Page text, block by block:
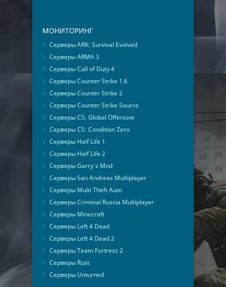
МОНИТОРИНГ
Серверы ARK: Survival Evolved
Серверы ARMA 3
Серверы Call of Duty 4
Серверы Counter Strike 1.6
Серверы Counter Strike 2
Серверы Counter Strike Source
Серверы CS: Global Offensive
Серверы CS: Condition Zero
Серверы Half Life 1
Серверы Half Life 2
Серверы Garry's Mod
Серверы San Andreas Multiplayer
Серверы Multi Theft Auto
Серверы Criminal Russia Multiplayer
Серверы Minecraft
Серверы Left 4 Dead
Серверы Left 4 Dead 2
Серверы Team Fortress 2
Серверы Rust
Серверы Unturned